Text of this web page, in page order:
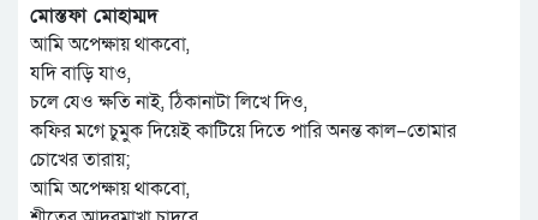
মোস্তফা মোহাম্মদ
আমি অপেক্ষায় থাকবো,
যদি বাড়ি যাও,
চলে যেও ক্ষতি নাই, ঠিকানাটা লিখে দিও,
কফির মগে চুমুক দিয়েই কাটিয়ে দিতে পারি অনন্ত কাল–তোমার
চোখের তারায়;
আমি অপেক্ষায় থাকবো,